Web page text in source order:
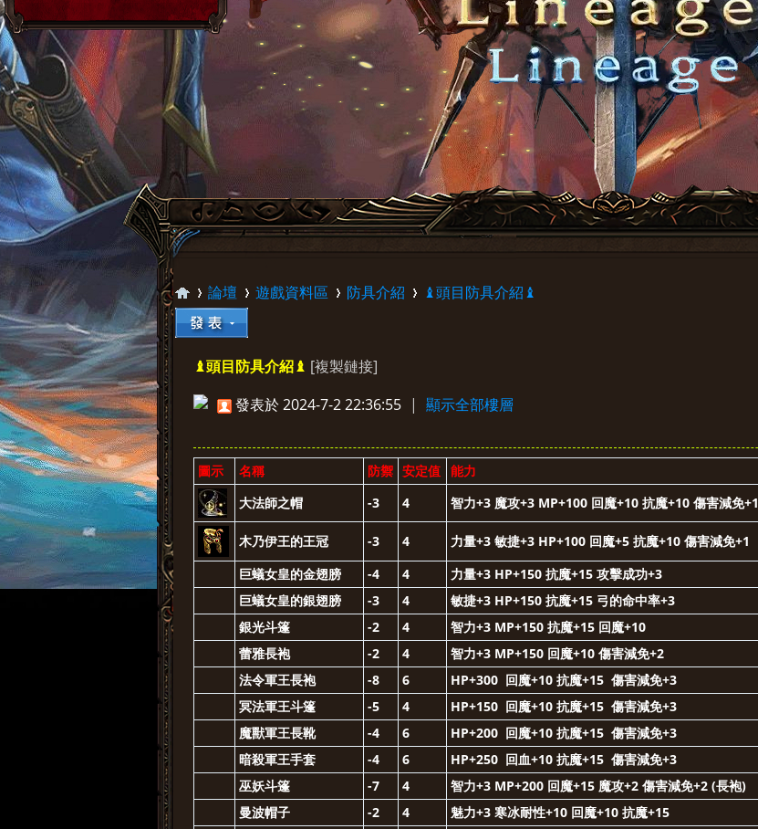
»
論壇
›
遊戲資料區
›
防具介紹
♝頭目防具介紹♝
♝頭目防具介紹♝ [複製鏈接]
發表於 2024-7-2 22:36:55 | 顯示全部樓層
圖示 名稱 防禦 安定值 能力
大法師之帽
-3 4 智力+3 魔攻+3 MP+100 回魔+10 抗魔+10 傷害減免+1
木乃伊王的王冠 -3 4 力量+3 敏捷+3 HP+100 回魔+5 抗魔+10 傷害減免+1
巨蟻女皇的金翅膀
-4 4 力量+3 HP+150 抗魔+15 攻擊成功+3
巨蟻女皇的銀翅膀
-3 4 敏捷+3 HP+150 抗魔+15 弓的命中率+3
銀光斗篷
-2 4 智力+3 MP+150 抗魔+15 回魔+10
蕾雅長袍
-2 4 智力+3 MP+150 回魔+10 傷害減免+2
法令軍王長袍
-8 6 HP+300 回魔+10 抗魔+15 傷害減免+3
冥法軍王斗篷
-5 4 HP+150 回魔+10 抗魔+15 傷害減免+3
魔獸軍王長靴
-4 6 HP+200 回魔+10 抗魔+15 傷害減免+3
暗殺軍王手套
-4 6 HP+250 回血+10 抗魔+15 傷害減免+3
巫妖斗篷
-7 4 智力+3 MP+200 回魔+15 魔攻+2 傷害減免+2 (長袍)
曼波帽子
-2 4 魅力+3 寒冰耐性+10 回魔+10 抗魔+15